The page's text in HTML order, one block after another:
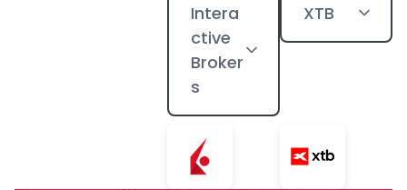
Intera
ctive
Broker
s
XTB